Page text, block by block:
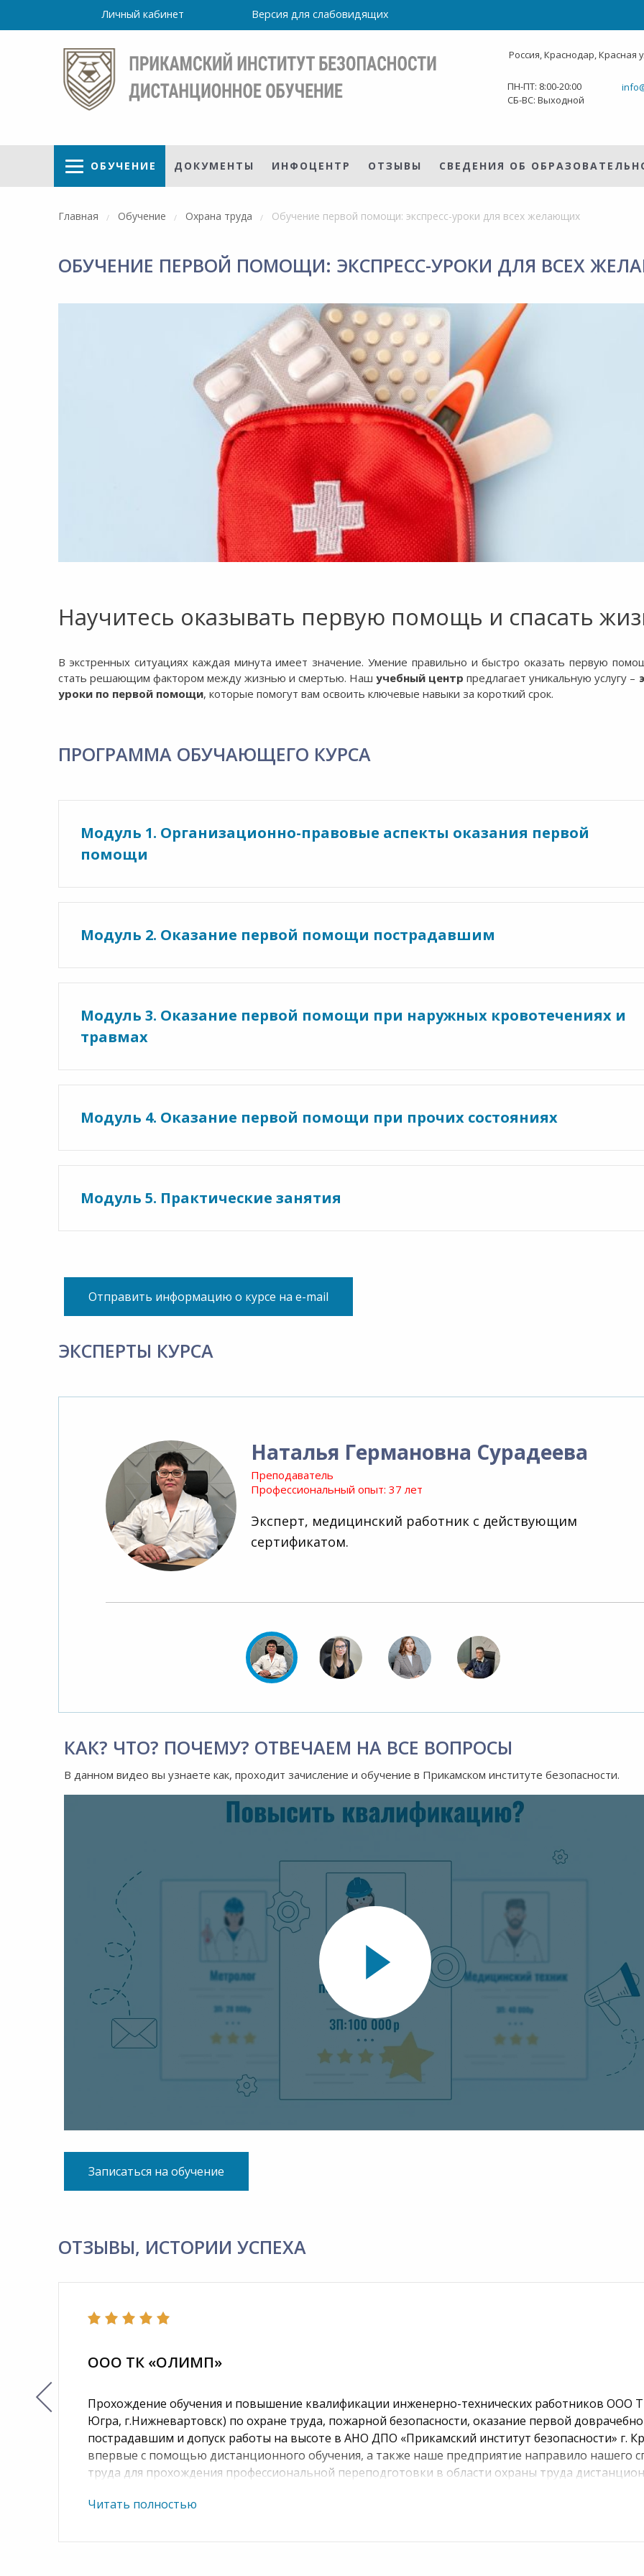
Личный кабинет Версия для слабовидящих
Россия, Краснодар, Красная
ПН-ПТ: 8:00-20:00
СБ-ВС: Выходной
ОБУЧЕНИЕ ДОКУМЕНТЫ ИНФОЦЕНТР ОТЗЫВЫ СВЕДЕНИЯ ОБ
Главная Обучение Охрана труда Обучение первой помощи: экспресс-уроки для всех желающих
ОБУЧЕНИЕ ПЕРВОЙ ПОМОЩИ: ЭКСПРЕСС-УРОКИ ДЛЯ ВСЕХ
Научитесь оказывать первую помощь и спасать
В экстренных ситуациях каждая минута имеет значение. Умение правильно и быстро оказать первую
стать решающим фактором между жизнью и смертью. Нашучебный центр предлагает уникальную услугу –
уроки по первой помощи, которые помогут вам освоить ключевые навыки за короткий срок.
ПРОГРАММА ОБУЧАЮЩЕГО КУРСА
Модуль 1. Организационно-правовые аспекты оказания первой
помощи
Модуль 2. Оказание первой помощи пострадавшим
Модуль 3. Оказание первой помощи при наружных кровотечениях и
травмах
Модуль 4. Оказание первой помощи при прочих состояниях
Модуль 5. Практические занятия
Отправить информацию о курсе на e-mail
ЭКСПЕРТЫ КУРСА
Наталья Германовна Сурадеева
Преподаватель
Профессиональный опыт: 37 лет
Эксперт, медицинский работник с действующим
сертификатом.
КАК? ЧТО? ПОЧЕМУ? ОТВЕЧАЕМ НА ВСЕ ВОПРОСЫ
В данном видео вы узнаете как, проходит зачисление и обучение в Прикамском институте безопасности.
Записаться на обучение
ОТЗЫВЫ, ИСТОРИИ УСПЕХА
ООО ТК «ОЛИМП»
Прохождение обучения и повышение квалификации инженерно-технических работников
Югра, г.Нижневартовск) по охране труда, пожарной безопасности, оказание первой
пострадавшим и допуск работы на высоте в АНО ДПО «Прикамский институт безопасности» г.
впервые с помощью дистанционного обучения, а также наше предприятие направило нашего
труда для прохождения профессиональной переподготовки в области охраны труда
Комфортное обучение и доступные цены стали решающим фактором в выборе Вашего
Читать полностью